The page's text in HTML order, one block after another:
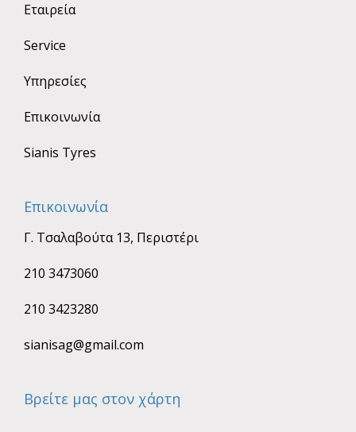
Εταιρεία
Service
Υπηρεσίες
Επικοινωνία
Sianis Tyres
Επικοινωνία
Γ. Τσαλαβούτα 13, Περιστέρι
210 3473060
210 3423280
sianisag@gmail.com
Βρείτε μας στον χάρτη